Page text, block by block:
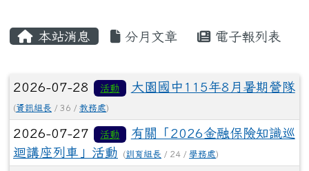
本站消息 分月文章 電子報列表
文章列表
2026-07-28 活動 大園國中115年8月暑期營隊
(資訊組長 / 36 / 教務處)
2026-07-27 活動
有關「2026金融保險知識巡
迴講座列車」活動
(訓育組長 / 24 / 學務處)